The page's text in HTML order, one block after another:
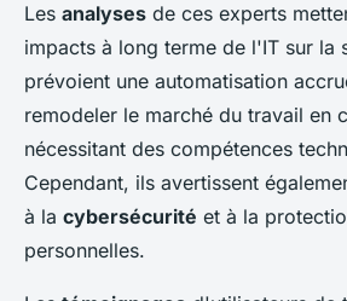
Les analyses de ces experts
impacts à long terme de l'IT sur la
prévoient une automatisation
remodeler le marché du travail en
nécessitant des compétences
Cependant, ils avertissent
à la cybersécurité et à la
personnelles.